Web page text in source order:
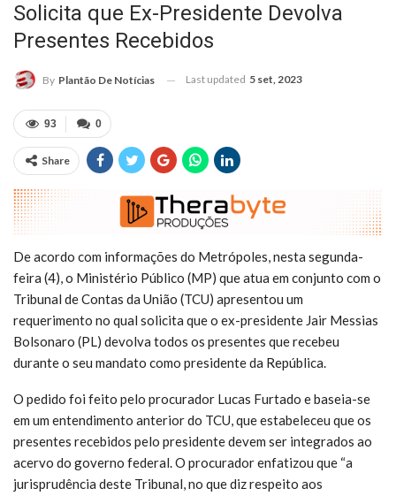
Solicita que Ex-Presidente Devolva
Presentes Recebidos
By Plantão De Notícias Last updated 5 set, 2023
0
93
Share
De acordo com informações do Metrópoles, nesta segunda-
feira (4), o Ministério Público (MP) que atua em conjunto com o
Tribunal de Contas da União (TCU) apresentou um
requerimento no qual solicita que o ex-presidente Jair Messias
Bolsonaro (PL) devolva todos os presentes que recebeu
durante o seu mandato como presidente da República.
O pedido foi feito pelo procurador Lucas Furtado e baseia-se
em um entendimento anterior do TCU, que estabeleceu que os
presentes recebidos pelo presidente devem ser integrados ao
acervo do governo federal. O procurador enfatizou que “a
jurisprudência deste Tribunal, no que diz respeito aos